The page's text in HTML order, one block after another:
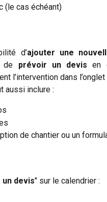
(le cas échéant)
d’ajouter une
de prévoir un devis en
l’intervention dans l’onglet
aussi inclure :
de chantier ou un
devis" sur le calendrier :